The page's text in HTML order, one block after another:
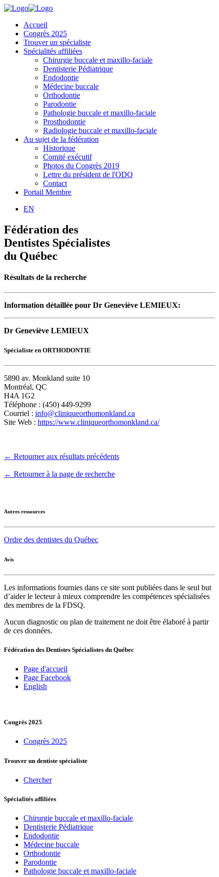
Accueil
Congrès 2025
Trouver un spécialiste
Spécialités affiliées
Chirurgie buccale et maxillo-faciale
Dentisterie Pédiatrique
Endodontie
Médecine buccale
Orthodontie
Parodontie
Pathologie buccale et maxillo-faciale
Prosthodontie
Radiologie buccale et maxillo-faciale
Au sujet de la fédération
Historique
Comité exécutif
Photos du Congrès 2019
Lettre du président de l'ODQ
Contact
Portail Membre
EN
Fédération des
Dentistes Spécialistes
du Québec
Résultats de la recherche
Information détaillée pour Dr Geneviève LEMIEUX:
Dr Geneviève LEMIEUX
Spécialiste en ORTHODONTIE
5890 av. Monkland suite 10
Montréal, QC
H4A 1G2
Téléphone : (450) 449-9299
Courriel : info@cliniqueorthomonkland.ca
Site Web : https://www.cliniqueorthomonkland.ca/
← Retourner aux résultats précédents
← Retourner à la page de recherche
Autres ressources
Ordre des dentistes du Québec
Avis
Les informations fournies dans ce site sont publiées dans le seul but
d’aider le lecteur à mieux comprendre les compétences spécialisées
des membres de la FDSQ.
Aucun diagnostic ou plan de traitement ne doit être élaboré à partir
de ces données.
Fédération des Dentistes Spécialistes du Québec
Page d'accueil
Page Facebook
English
Congrès 2025
Congrès 2025
Trouver un dentiste spécialiste
Chercher
Spécialités affiliées
Chirurgie buccale et maxillo-faciale
Dentisterie Pédiatrique
Endodontie
Médecine buccale
Orthodontie
Parodontie
Pathologie buccale et maxillo-faciale